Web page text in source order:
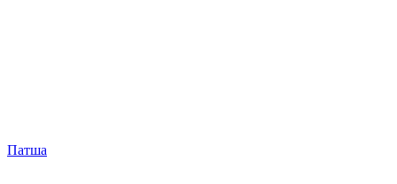
Патша